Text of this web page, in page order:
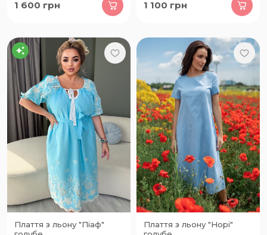
1 600 грн 1 100 грн
Плаття з льону "Піаф"
Плаття з льону "Норі"